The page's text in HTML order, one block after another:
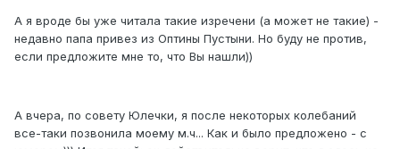
А я вроде бы уже читала такие изречени (а может не такие) -
недавно папа привез из Оптины Пустыни. Но буду не против,
если предложите мне то, что Вы нашли))
А вчера, по совету Юлечки, я после некоторых колебаний
все-таки позвонила моему м.ч... Как и было предложено - с